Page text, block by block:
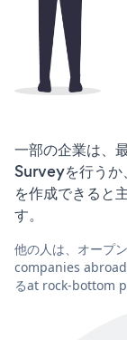
一部の企業は、
Surveyを行う
を作成できると
す。
他の人は、オープ
companies
るat rock-bottom